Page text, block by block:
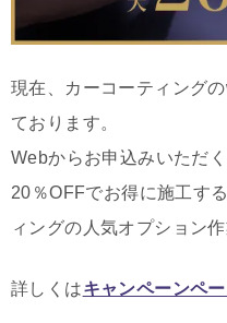
現在、カーコーティング
ております。
Webからお申込みいただ
20％OFFでお得に施工す
ィングの人気オプション
詳しくはキャンペーンペ